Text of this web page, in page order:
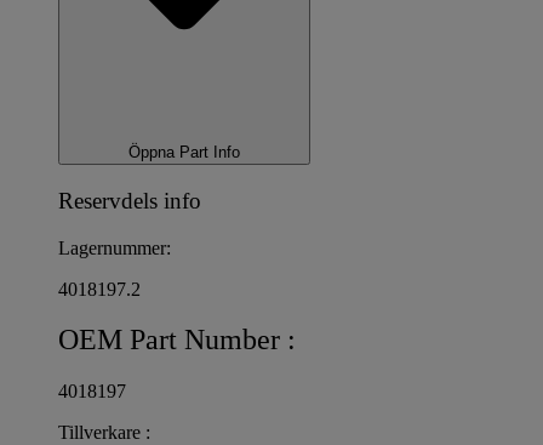
Öppna Part Info
Reservdels info
Lagernummer:
4018197.2
OEM Part Number :
4018197
Tillverkare :